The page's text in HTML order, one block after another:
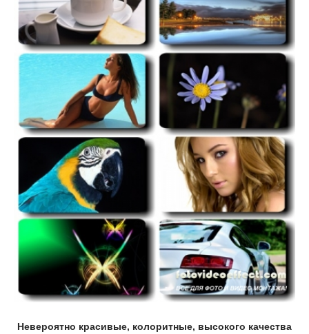
Невероятно красивые, колоритные, высокого качества